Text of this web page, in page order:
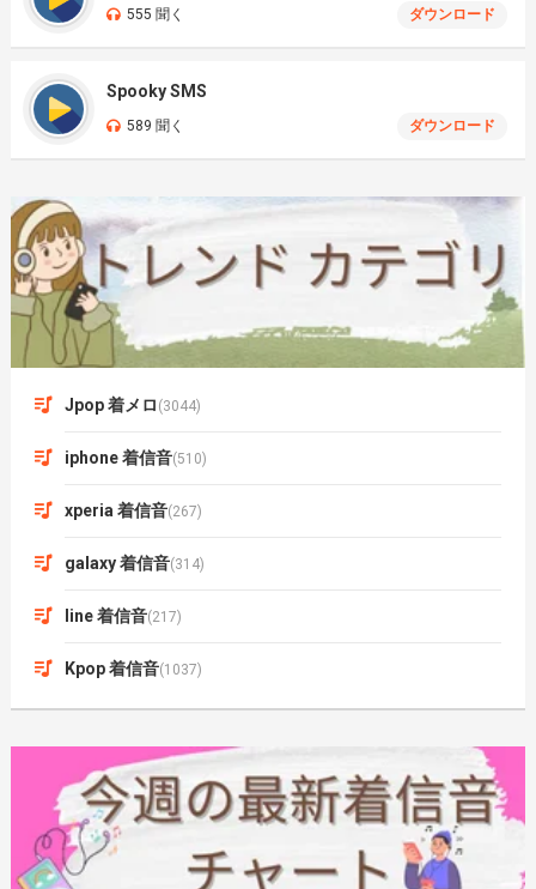
555 聞く ダウンロード
Spooky SMS
589 聞く ダウンロード
Jpop 着メロ (3044)
iphone 着信音(510)
xperia 着信音(267)
galaxy 着信音(314)
line 着信音(217)
Kpop 着信音(1037)